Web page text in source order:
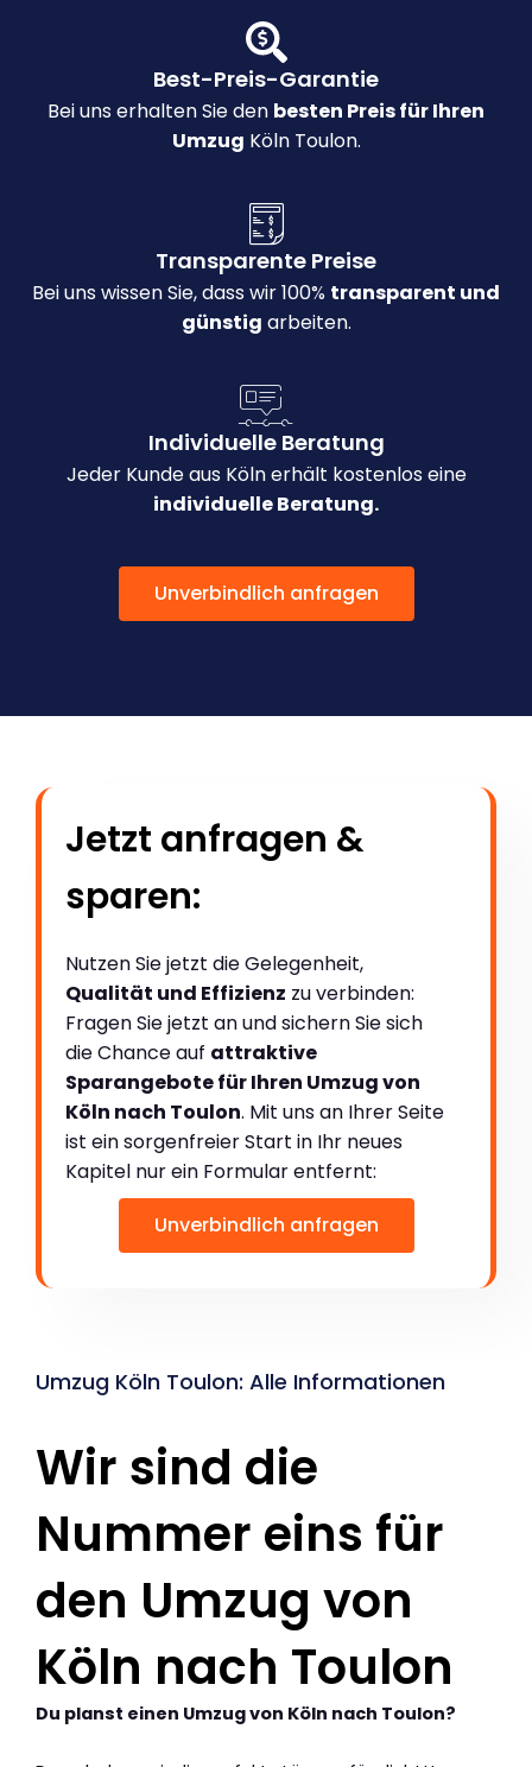
Best-Preis-Garantie
Bei uns erhalten Sie den besten Preis für Ihren
Umzug Köln Toulon.
Transparente Preise
Bei uns wissen Sie, dass wir 100% transparent und
günstig arbeiten.
Individuelle Beratung
Jeder Kunde aus Köln erhält kostenlos eine
individuelle Beratung.
Unverbindlich anfragen
Jetzt anfragen &
sparen:
Nutzen Sie jetzt die Gelegenheit,
Qualität und Effizienz zu verbinden:
Fragen Sie jetzt an und sichern Sie sich
die Chance auf attraktive
Sparangebote für Ihren Umzug von
Köln nach Toulon. Mit uns an Ihrer Seite
ist ein sorgenfreier Start in Ihr neues
Kapitel nur ein Formular entfernt:
Unverbindlich anfragen
Umzug Köln Toulon: Alle Informationen
Wir sind die
Nummer eins für
den Umzug von
Köln nach Toulon
Du planst einen Umzug von Köln nach Toulon?